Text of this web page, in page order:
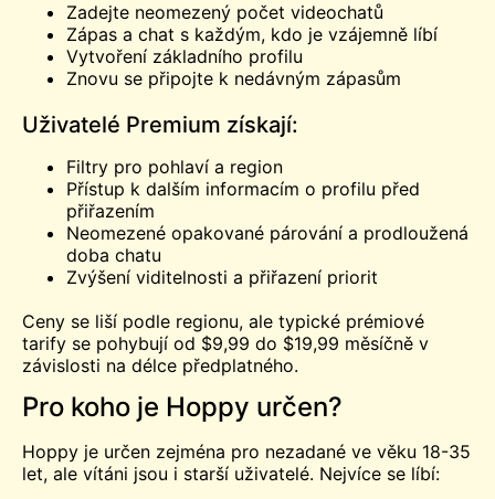
Zadejte neomezený počet videochatů
Zápas a chat s každým, kdo je vzájemně líbí
Vytvoření základního profilu
Znovu se připojte k nedávným zápasům
Uživatelé Premium získají:
Filtry pro pohlaví a region
Přístup k dalším informacím o profilu před
přiřazením
Neomezené opakované párování a prodloužená
doba chatu
Zvýšení viditelnosti a přiřazení priorit
Ceny se liší podle regionu, ale typické prémiové
tarify se pohybují od $9,99 do $19,99 měsíčně v
závislosti na délce předplatného.
Pro koho je Hoppy určen?
Hoppy je určen zejména pro nezadané ve věku 18-35
let, ale vítáni jsou i starší uživatelé. Nejvíce se líbí: